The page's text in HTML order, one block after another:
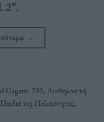
2”.
→
Gagarin 205,Αισθηματική
Παιδιά της Παλαιότητας,